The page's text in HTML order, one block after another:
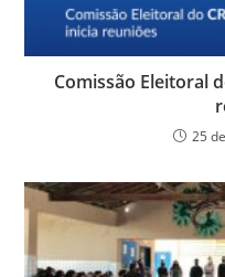
Comissão Eleitoral
25